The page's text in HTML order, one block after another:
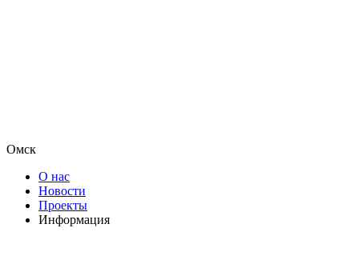
Омск
О нас
Новости
Проекты
Информация